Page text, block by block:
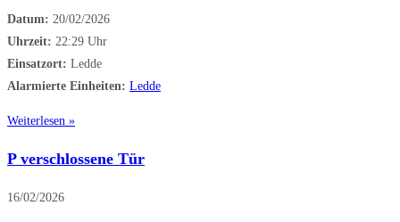
Datum: 20/02/2026
Uhrzeit: 22:29 Uhr
Einsatzort: Ledde
Alarmierte Einheiten: Ledde
Weiterlesen »
P verschlossene Tür
16/02/2026